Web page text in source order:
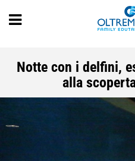
Notte con i delfini,
alla